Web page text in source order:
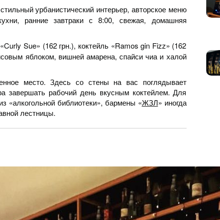
урбанистический интерьер, авторское меню
ранние завтраки с 8:00, свежая, домашняя
Sue» (162 грн.), коктейль «Ramos gin Fizz» (162
яблоком, вишней амарена, спайси чиа и халой
место. Здесь со стены на вас поглядывает
завершать рабочий день вкусным коктейлем. Для
«алкогольной библиотеки», бармены «ЖЗЛ» иногда
лестницы.